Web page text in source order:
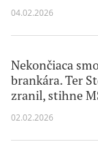
04.02.2026
Nekončiaca
brankára. Ter
zranil, stihne
02.02.2026